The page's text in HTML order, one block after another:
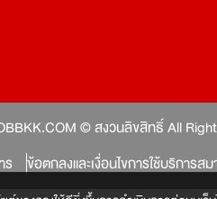
© สงวนลิขสิทธิ์ All
ร
ข้อตกลงและเงื่อนไขการใช้บริการส